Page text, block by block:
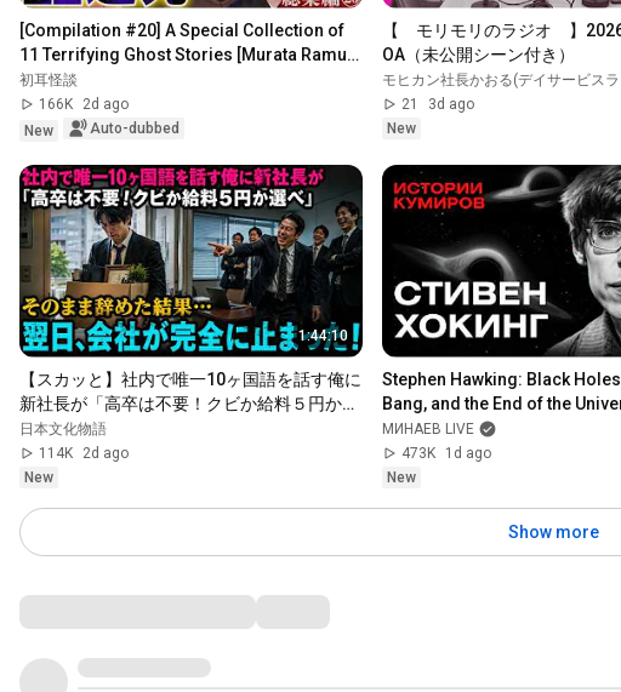
[Compilation #20] A Special Collection of
11 Terrifying Ghost Stories [Murata Ramu]
[Iyama Ryokic...
初耳怪談
166K
2d ago
New
Auto-dubbed
【　モリモリのラジオ　】
OA（未公開シーン付き）
モヒカン社長かおる(デイサービス
21
3d ago
New
1:44:10
【スカッと】社内で唯一10ヶ国語を話す俺に
新社長が「高卒は不要！クビか給料５円か選
べ」と言ってきた。そのまま辞めた結果
日本文化物語
114K
2d ago
New
Stephen Hawking: Black
Bang, and the End of the
Stories / MINAEV
МИНАЕВ LIVE
473K
1d ago
New
Show more